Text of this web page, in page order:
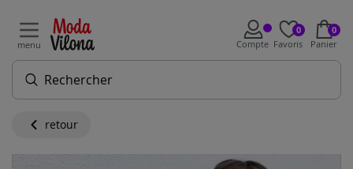
menu Compte
0
Favoris
0
Panier
retour